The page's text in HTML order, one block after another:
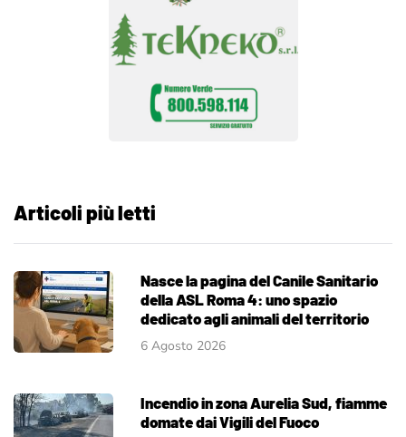
Articoli più letti
Nasce la pagina del Canile Sanitario
della ASL Roma 4: uno spazio
dedicato agli animali del territorio
6 Agosto 2026
Incendio in zona Aurelia Sud, fiamme
domate dai Vigili del Fuoco